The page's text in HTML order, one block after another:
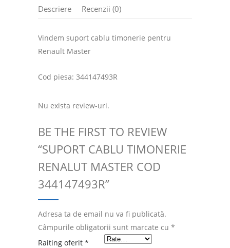
Descriere Recenzii (0)
Vindem suport cablu timonerie pentru
Renault Master
Cod piesa: 344147493R
Nu exista review-uri.
BE THE FIRST TO REVIEW
“SUPORT CABLU TIMONERIE
RENALUT MASTER COD
344147493R”
Adresa ta de email nu va fi publicată.
Câmpurile obligatorii sunt marcate cu *
Raiting oferit *